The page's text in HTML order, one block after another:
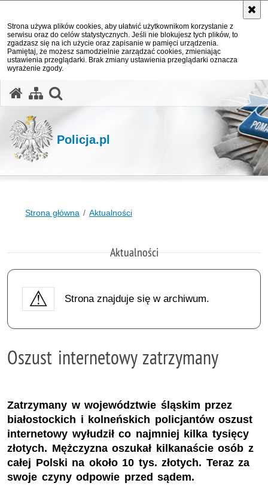
Strona używa plików cookies, aby ułatwić użytkownikom korzystanie z
serwisu oraz do celów statystycznych. Jeśli nie blokujesz tych plików, to
zgadzasz się na ich użycie oraz zapisanie w pamięci urządzenia.
Pamiętaj, że możesz samodzielnie zarządzać cookies, zmieniając
ustawienia przeglądarki. Brak zmiany ustawienia przeglądarki oznacza
wyrażenie zgody.
Policja.pl
Strona główna Aktualności
Aktualności
Strona znajduje się w archiwum.
Oszust internetowy zatrzymany
Zatrzymany w województwie śląskim przez
białostockich i kolneńskich policjantów oszust
internetowy wyłudził co najmniej kilka tysięcy
złotych. Mężczyzna oszukał kilkanaście osób z
całej Polski na około 10 tys. złotych. Teraz za
swoje czyny odpowie przed sądem.